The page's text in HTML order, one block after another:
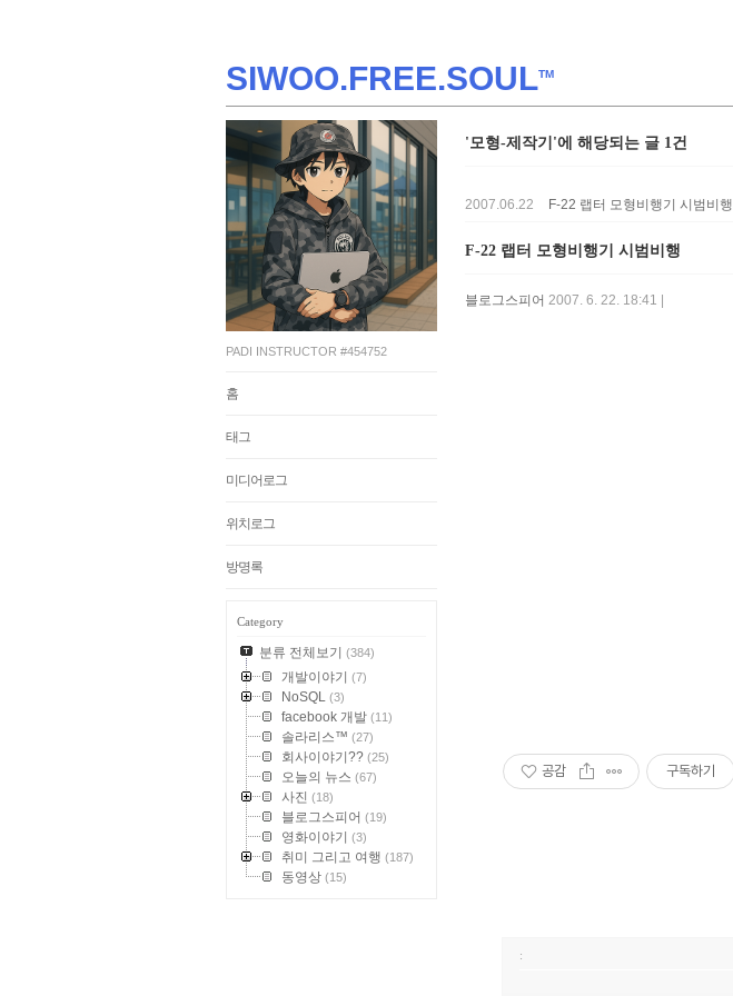
SIWOO.FREE.SOULTM
PADI INSTRUCTOR #454752
홈
태그
미디어로그
위치로그
방명록
Category
분류 전체보기 (384)
개발이야기 (7)
NoSQL (3)
facebook 개발 (11)
솔라리스™ (27)
회사이야기?? (25)
오늘의 뉴스 (67)
사진 (18)
블로그스피어 (19)
영화이야기 (3)
취미 그리고 여행 (187)
동영상 (15)
'모형-제작기'에 해당되는 글 1건
2007.06.22 F-22 랩터 모형비행기 시범비행
F-22 랩터 모형비행기 시범비행
블로그스피어 2007. 6. 22. 18:41 |
공감 구독하기
: